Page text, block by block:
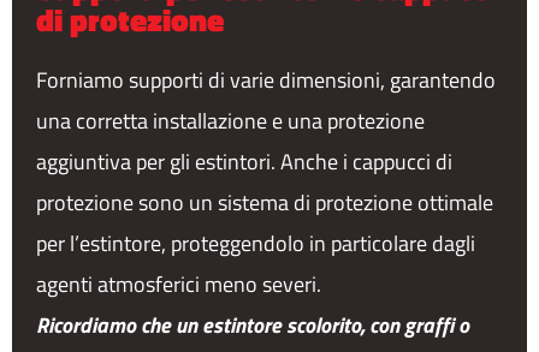
di protezione
Forniamo supporti di varie dimensioni, garantendo
una corretta installazione e una protezione
aggiuntiva per gli estintori. Anche i cappucci di
protezione sono un sistema di protezione ottimale
per l’estintore, proteggendolo in particolare dagli
agenti atmosferici meno severi.
Ricordiamo che un estintore scolorito, con graffi o